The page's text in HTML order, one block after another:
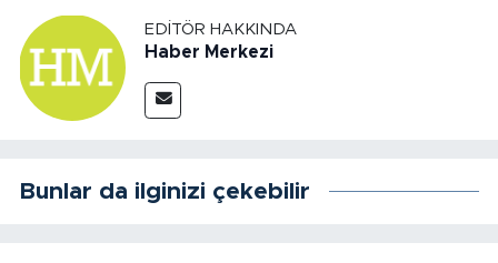
EDITÖR HAKKINDA
Haber Merkezi
Bunlar da ilginizi çekebilir